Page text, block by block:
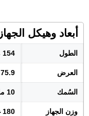
أبعاد وهيكل الجهاز
الطول 154 ملم
العرض 75.9 ملم
السُمك 10 ملم
وزن الجهاز 180 غرام